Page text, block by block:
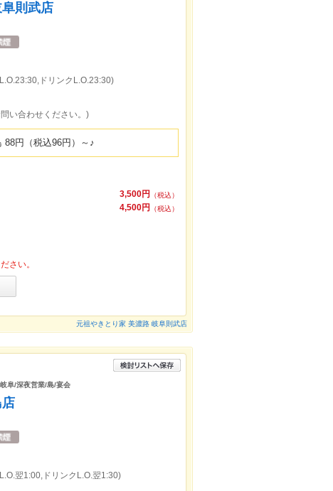
則武店
ドリンクL.O.23:30)
い合わせください。)
88円（税込96円）～♪
3,500円
（税込）
4,500円
（税込）
さい。
元祖やきとり家 美濃路 岐阜則武店
阜/深夜営業/島/宴会
翌1:00,ドリンクL.O.翌1:30)